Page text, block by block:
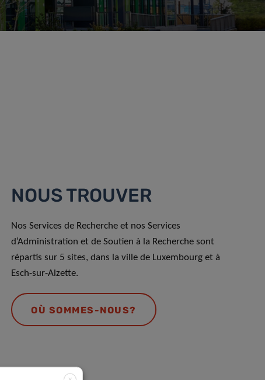
NOUS TROUVER
Nos Services de Recherche et nos Services
d’Administration et de Soutien à la Recherche sont
répartis sur 5 sites, dans la ville de Luxembourg et à
Esch-sur-Alzette.
OÙ SOMMES-NOUS?